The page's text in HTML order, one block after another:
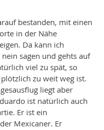
bestanden, mit einen
in der Nähe
Da kann ich
sagen und gehts auf
viel zu spät, so
plötzlich zu weit weg ist.
liegt aber
ist natürlich auch
Er ist ein
Mexicaner. Er